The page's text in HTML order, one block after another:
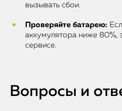
вызывать сбои.
Проверяйте батарею:
аккумулятора ниже 80%,
сервисе.
Вопросы и